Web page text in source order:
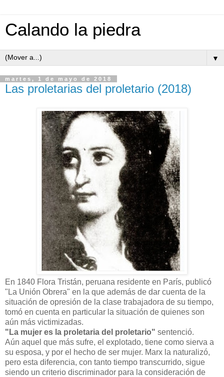
Calando la piedra
▼
martes, 1 de mayo de 2018
Las proletarias del proletario (2018)
En 1840 Flora Tristán, peruana residente en París, publicó
"La Unión Obrera" en la que además de dar cuenta de la
situación de opresión de la clase trabajadora de su tiempo,
tomó en cuenta en particular la situación de quienes son
aún más victimizadas.
"La mujer es la proletaria del proletario" sentenció.
Aún aquel que más sufre, el explotado, tiene como sierva a
su esposa, y por el hecho de ser mujer. Marx la naturalizó,
pero esta diferencia, con tanto tiempo transcurrido, sigue
siendo un criterio discriminador para la consideración de